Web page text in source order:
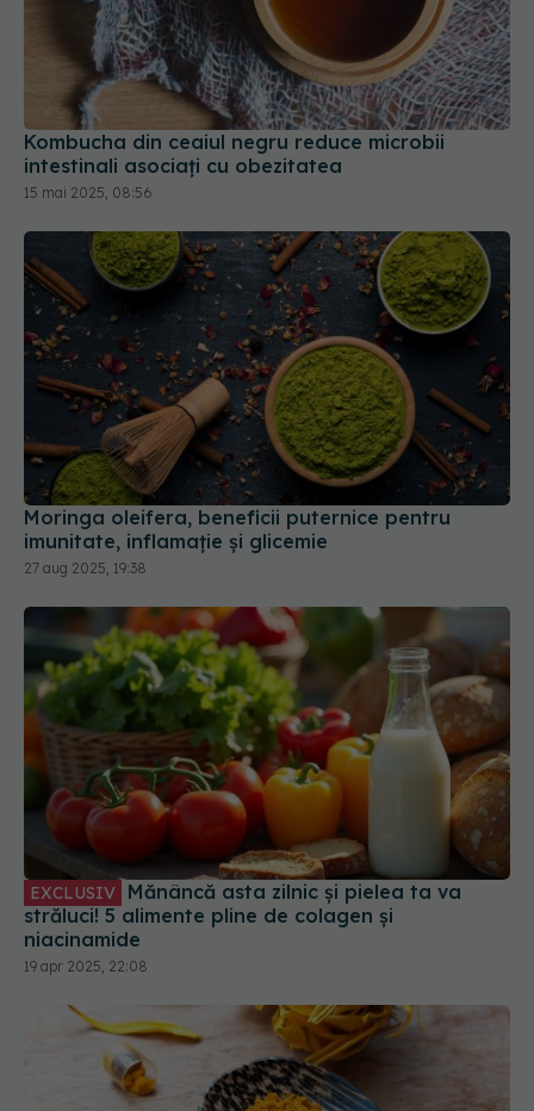
Kombucha din ceaiul negru reduce microbii
intestinali asociați cu obezitatea
15 mai 2025, 08:56
Moringa oleifera, beneficii puternice pentru
imunitate, inflamație și glicemie
27 aug 2025, 19:38
EXCLUSIV
străluci! 5 alimente pline de colagen și
niacinamide
19 apr 2025, 22:08